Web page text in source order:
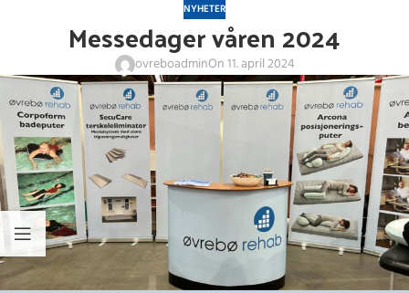
NYHETER
Messedager våren 2024
ovreboadminOn 11. april 2024